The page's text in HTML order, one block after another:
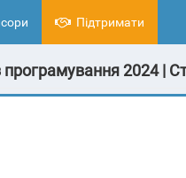
Підтримати
2024 |